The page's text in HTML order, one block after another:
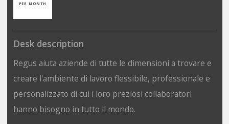
PER MONTH
Desk description
Regus aiuta aziende di tutte le dimensioni a trovare e
creare l'ambiente di lavoro flessibile, professionale e
personalizzato di cui i loro preziosi collaboratori
hanno bisogno in tutto il mondo.